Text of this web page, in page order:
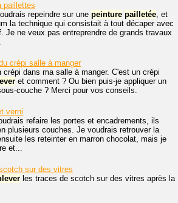
paillettes
repeindre sur une peinture pailletée, et
la technique qui consistait à tout décaper avec
Je ne veux pas entreprendre de grands travaux
crépi salle à manger
crépi dans ma salle à manger. C'est un crépi
et comment ? Ou bien puis-je appliquer un
couche ? Merci pour vos conseils.
verni
refaire les portes et encadrements, ils
plusieurs couches. Je voudrais retrouver la
les reteinter en marron chocolat, mais je
et...
sur des vitres
les traces de scotch sur des vitres après la